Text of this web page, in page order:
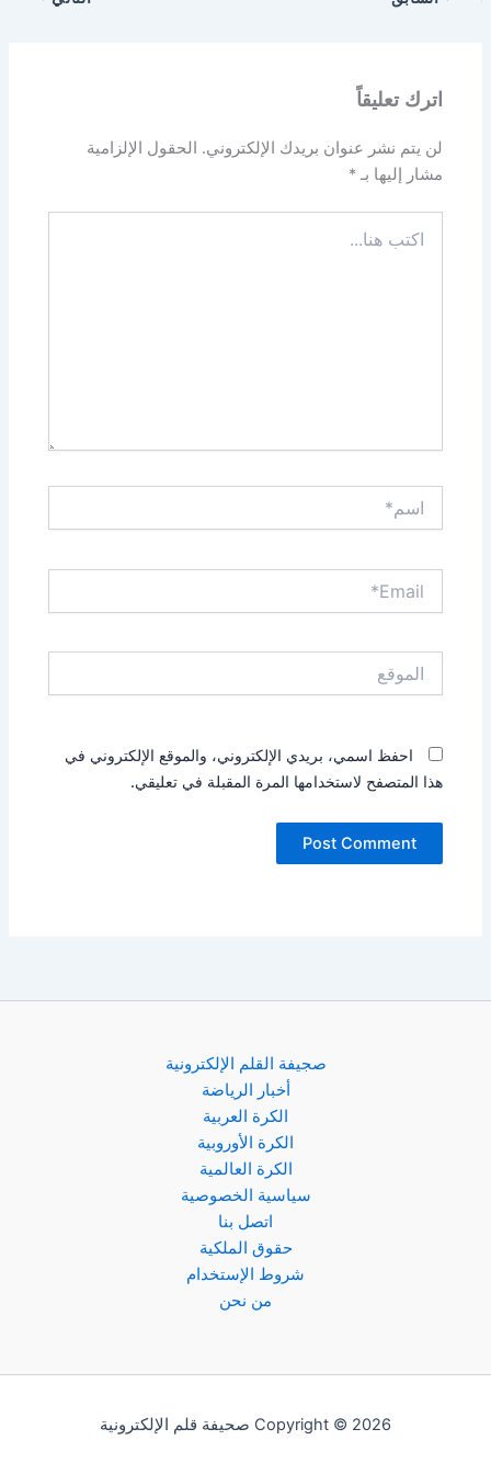
اترك تعليقاً
لن يتم نشر عنوان بريدك الإلكتروني.
الحقول الإلزامية
مشار إليها بـ*
هنا...
احفظ اسمي، بريدي الإلكتروني، والموقع الإلكتروني في
هذا المتصفح لاستخدامها المرة المقبلة في تعليقي.
صجيفة القلم الإلكترونية
أخبار الرياضة
الكرة العربية
الكرة الأوروبية
الكرة العالمية
سياسية الخصوصية
اتصل بنا
حقوق الملكية
شروط الإستخدام
من نحن
Copyright © 2026 صحيفة قلم الإلكترونية